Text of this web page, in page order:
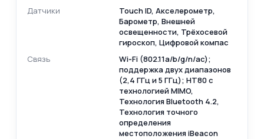
Датчики
Touch ID, Акселерометр,
Барометр, Внешней
освещенности, Трёхосевой
гироскоп, Цифровой компас
Связь
Wi‑Fi (802.11a/b/g/n/ac);
поддержка двух диапазонов
(2,4 ГГц и 5 ГГц); HT80 с
технологией MIMO,
Технология Bluetooth 4.2,
Технология точного
определения
местоположения iBeacon